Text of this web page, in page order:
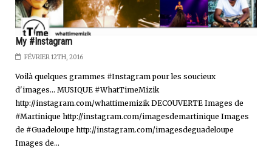
My #Instagram
FÉVRIER 12TH, 2016
Voilà quelques grammes #Instagram pour les soucieux
d'images... MUSIQUE #WhatTimeMizik
http://instagram.com/whattimemizik DECOUVERTE Images de
#Martinique http://instagram.com/imagesdemartinique Images
de #Guadeloupe http://instagram.com/imagesdeguadeloupe
Images de...